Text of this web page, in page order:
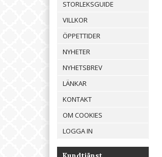
STORLEKSGUIDE
VILLKOR
ÖPPETTIDER
NYHETER
NYHETSBREV
LÄNKAR
KONTAKT
OM COOKIES
LOGGA IN